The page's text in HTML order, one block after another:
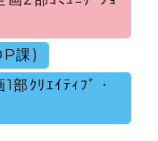
課)
部ｸﾘｴｲﾃｨﾌﾞ・